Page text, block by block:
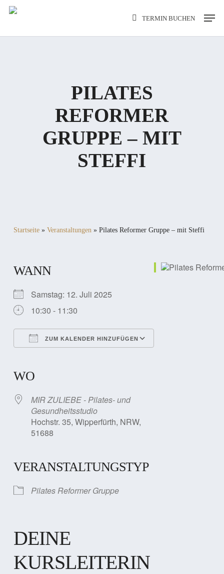
Skip
TERMIN BUCHEN
Menu
PILATES
REFORMER
GRUPPE – MIT
STEFFI
Startseite» Veranstaltungen» Pilates Reformer Gruppe – mit Steffi
WANN
Samstag: 12. Juli 2025
10:30 - 11:30
ZUM KALENDER HINZUFÜGEN
WO
MIR ZULIEBE - Pilates- und
Gesundheitsstudio
Hochstr. 35, Wipperfürth, NRW,
51688
VERANSTALTUNGSTYP
Pilates Reformer Gruppe
DEINE
KURSLEITERIN